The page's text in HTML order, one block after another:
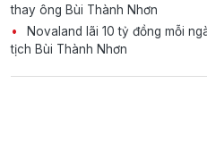
thay ông Bùi Thành Nhơn
Novaland lãi 10 tỷ đồng mỗi
tịch Bùi Thành Nhơn